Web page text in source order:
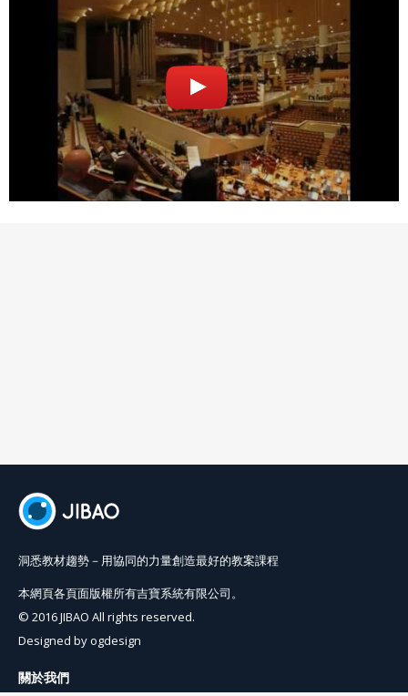
洞悉教材趨勢－用協同的力量創造最好的教案課程
本網頁各頁面版權所有吉寶系統有限公司。
© 2016 JIBAO All rights reserved.
Designed byogdesign
關於我們